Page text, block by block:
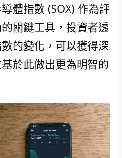
體指數 (SOX) 作為評
關鍵工具，投資者透
的變化，可以獲得深
於此做出更為明智的